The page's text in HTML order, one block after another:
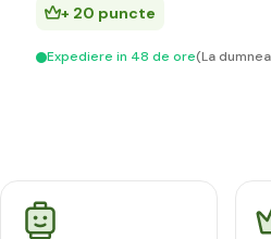
+ 20 puncte
Expediere in 48 de ore(La